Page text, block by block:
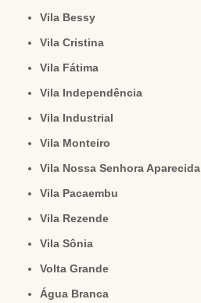
Vila Bessy
Vila Cristina
Vila Fátima
Vila Independência
Vila Industrial
Vila Monteiro
Vila Nossa Senhora Aparecida
Vila Pacaembu
Vila Rezende
Vila Sônia
Volta Grande
Água Branca